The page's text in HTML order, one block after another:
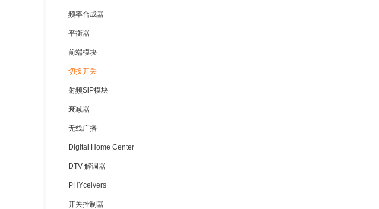
频率合成器
平衡器
前端模块
切换开关
射频SiP模块
衰减器
无线广播
Digital Home Center
DTV 解调器
PHYceivers
开关控制器